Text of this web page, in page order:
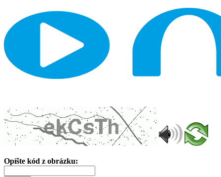
Opíšte kód z obrázku: